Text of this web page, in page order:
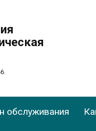
обслуживания